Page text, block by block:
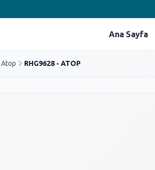
Ana Sayfa
Atop RHG9628 - ATOP